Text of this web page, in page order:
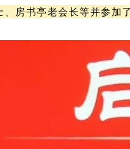
房书亭老会长等并参加